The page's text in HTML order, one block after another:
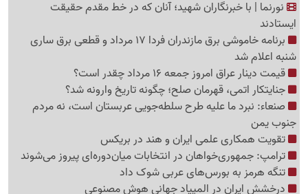
نورنما | با خبرنگاران شهید؛ آنان که در خط مقدم حقیقت
ایستادند
برنامه خاموشی برق مازندران فردا 17 مرداد و قطعی برق ساری
شنبه اعلام شد
قیمت دینار عراق امروز جمعه 16 مرداد چقدر است؟
جنایتکار اتمی، قهرمان صلح؛ چگونه تاریخ وارونه شد؟
صنعاء: نبرد ما علیه طرح سلطه‌جویی عربستان است، نه مردم
جنوب یمن
تقویت همکاری علمی ایران و هند در بریکس
ترامپ: جمهوری‌خواهان در انتخابات میان‌دوره‌ای پیروز می‌شوند
تنگه هرمز به بورس‌های عربی شوک داد
درخشش ایران در المپیاد جهانی هوش مصنوعی